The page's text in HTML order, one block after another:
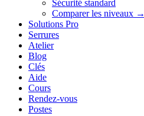
Sécurité standard
Comparer les niveaux →
Solutions Pro
Serrures
Atelier
Blog
Clés
Aide
Cours
Rendez-vous
Postes